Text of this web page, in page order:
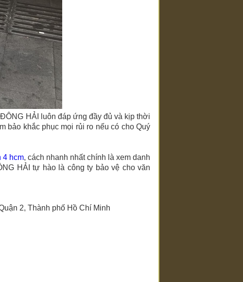
ĐÔNG HẢI
luôn đáp ứng đầy đủ và kịp thời
bảo khắc phục mọi rủi ro nếu có cho Quý
4 hcm, cách nhanh nhất chính là xem danh
HẢI tự hào là công ty bảo vệ cho văn
2, Thành phố Hồ Chí Minh